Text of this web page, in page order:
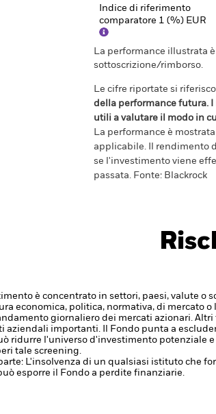
Indice di riferimento
comparatore 1 (%) EUR
La performance illustrata
sottoscrizione/rimborso.
Le cifre riportate si
della performance futura.
utili a valutare il modo in
La performance è
applicabile. Il rendimento
se l'investimento viene
passata. Fonte: Blackrock
è concentrato in settori, paesi, valute
economica, politica, normativa, di mercato
giornaliero dei mercati azionari.
aziendali importanti.
Il Fondo punta a
ridurre l'universo d'investimento potenziale
tale screening.
L'insolvenza di un qualsiasi istituto che
esporre il Fondo a perdite finanziarie.